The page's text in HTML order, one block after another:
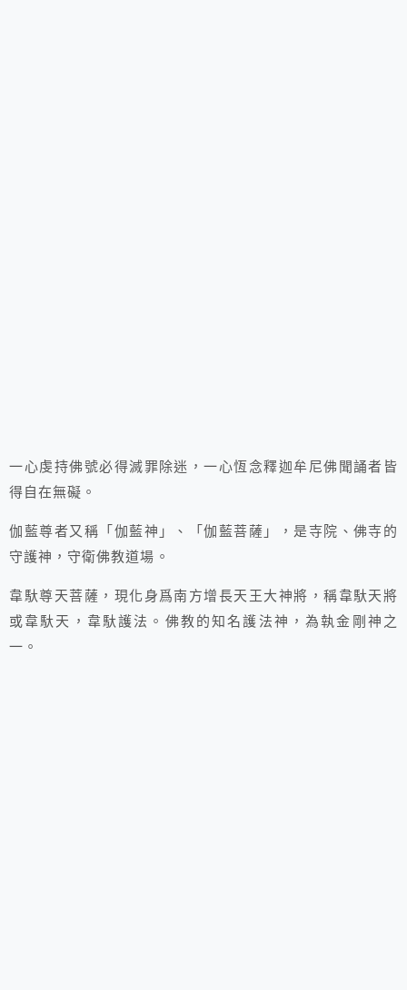
一心虔持佛號必得滅罪除迷，一心恆念釋迦牟尼佛聞誦者皆
得自在無礙。
伽藍尊者又稱「伽藍神」、「伽藍菩薩」，是寺院、佛寺的
守護神，守衛佛教道場。
韋馱尊天菩薩，現化身爲南方增長天王大神將，稱韋馱天將
或韋馱天，韋馱護法。佛教的知名護法神，為執金剛神之
一。